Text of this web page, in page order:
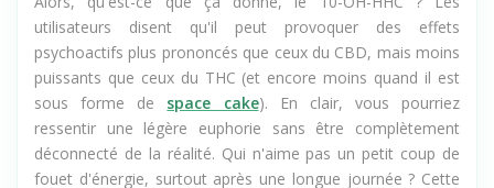
Alors, qu'est-ce que ça donne, le 10-OH-HHC ? Les
utilisateurs disent qu'il peut provoquer des effets
psychoactifs plus prononcés que ceux du CBD, mais moins
puissants que ceux du THC (et encore moins quand il est
sous forme de space cake). En clair, vous pourriez
ressentir une légère euphorie sans être complètement